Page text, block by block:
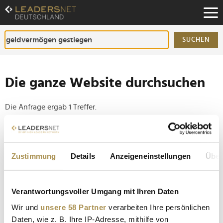
Zustimmung Details Anzeigeneinstellungen
Verantwortungsvoller Umgang mit Ihren Daten
Wir und unsere 58 Partner verarbeiten Ihre persönlichen
Daten, wie z. B. Ihre IP-Adresse, mithilfe von
Zum
Inhalt
Zur
Fußzeilen-
Navigation
SUCHEN
Die ganze Website durchsuchen
Die Anfrage ergab 1 Treffer.
Tipp
Seiten suchen, die genau diese Wortgruppe enthalten:
Deutsche Haushalte besitzen 9,05 Billionen Euro